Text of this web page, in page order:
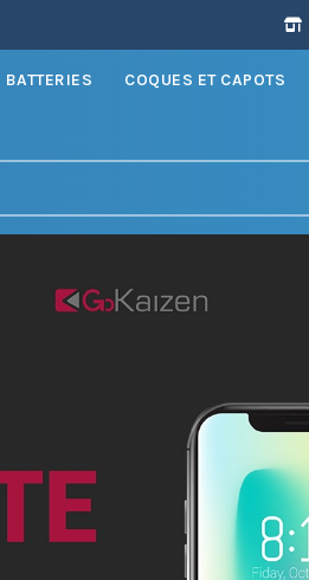
BATTERIES COQUES ET CAPOTS